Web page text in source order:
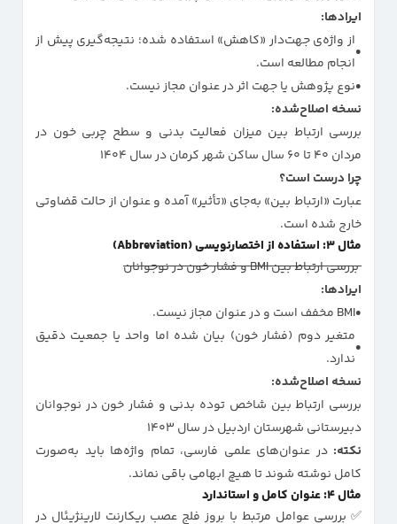
ایرادها:
از واژه‌ی جهت‌دار «کاهش» استفاده شده؛ نتیجه‌گیری پیش از
انجام مطالعه است.
نوع پژوهش یا جهت اثر در عنوان مجاز نیست.
نسخه اصلاح‌شده:
بررسی ارتباط بین میزان فعالیت بدنی و سطح چربی خون در
مردان ۴۰ تا ۶۰ سال ساکن شهر کرمان در سال ۱۴۰۴
چرا درست است؟
عبارت «ارتباط بین» به‌جای «تأثیر» آمده و عنوان از حالت قضاوتی
خارج شده است.
مثال ۳: استفاده از اختصارنویسی (Abbreviation)
بررسی ارتباط بین BMI و فشار خون در نوجوانان
ایرادها:
BMI مخفف است و در عنوان مجاز نیست.
متغیر دوم (فشار خون) بیان شده اما واحد یا جمعیت دقیق
ندارد.
نسخه اصلاح‌شده:
بررسی ارتباط بین شاخص توده بدنی و فشار خون در نوجوانان
دبیرستانی شهرستان اردبیل در سال ۱۴۰۳
نکته: در عنوان‌های علمی فارسی، تمام واژه‌ها باید به‌صورت
کامل نوشته شوند تا هیچ ابهامی باقی نماند.
مثال ۴: عنوان کامل و استاندارد
✅ بررسی عوامل مرتبط با بروز فلج عصب ریکارنت لارینژیئال در